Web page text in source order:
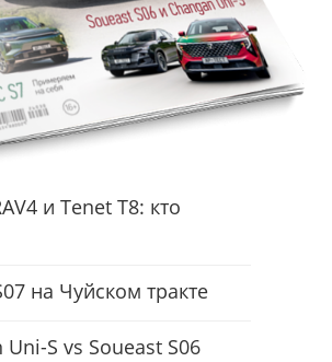
и Tenet T8: кто
на Чуйском тракте
Uni-S vs Soueast S06